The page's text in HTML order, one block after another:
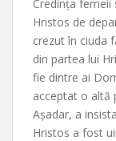
Credința femeii
Hristos de
crezut în ciuda
din partea lui
fie dintre ai
acceptat o altă
Așadar, a
Hristos a fost